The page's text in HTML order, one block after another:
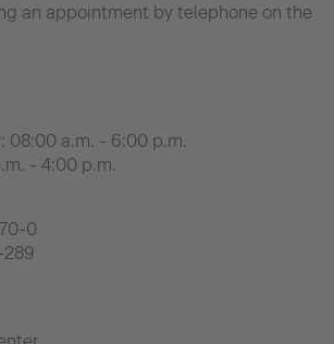
an appointment by telephone on the
08:00 a.m. - 6:00 p.m.
- 4:00 p.m.
0
289